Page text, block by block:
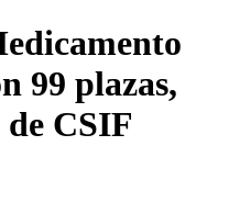
99 plazas,
de CSIF